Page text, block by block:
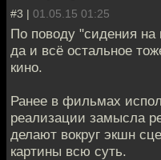
#3 | 01.05.15 01:25
По поводу "сидения на
да и всё остальное
кино.
Ранее в фильмах
реализации замысла
делают вокруг экшн
картины всю суть.